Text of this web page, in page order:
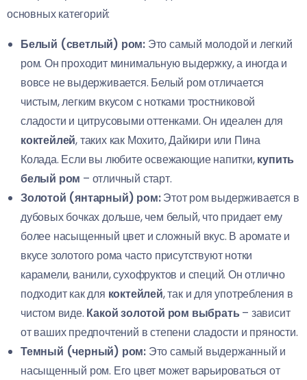
основных категорий:
Белый (светлый) ром: Это самый молодой и легкий
ром. Он проходит минимальную выдержку, а иногда и
вовсе не выдерживается. Белый ром отличается
чистым, легким вкусом с нотками тростниковой
сладости и цитрусовыми оттенками. Он идеален для
коктейлей, таких как Мохито, Дайкири или Пина
Колада. Если вы любите освежающие напитки,купить
белый ром – отличный старт.
Золотой (янтарный) ром:Этот ром выдерживается в
дубовых бочках дольше, чем белый, что придает ему
более насыщенный цвет и сложный вкус. В аромате и
вкусе золотого рома часто присутствуют нотки
карамели, ванили, сухофруктов и специй. Он отлично
подходит как для коктейлей, так и для употребления в
чистом виде. Какой золотой ром выбрать – зависит
от ваших предпочтений в степени сладости и пряности.
Темный (черный) ром: Это самый выдержанный и
насыщенный ром. Его цвет может варьироваться от